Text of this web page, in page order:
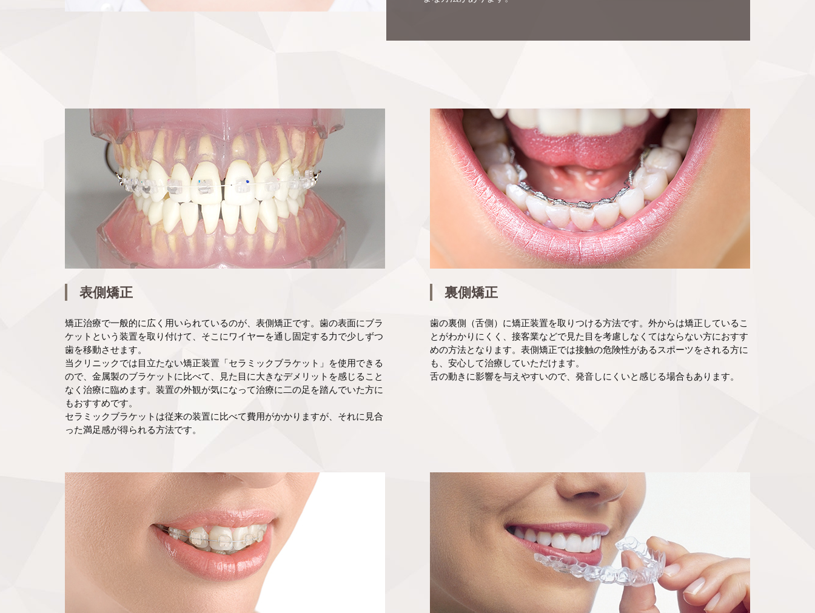
表側矯正
矯正治療で一般的に広く用いられているのが、表側矯正です。歯の表面にブラ
ケットという装置を取り付けて、そこにワイヤーを通し固定する力で少しずつ
歯を移動させます。
当クリニックでは目立たない矯正装置「セラミックブラケット」を使用できる
ので、金属製のブラケットに比べて、見た目に大きなデメリットを感じること
なく治療に臨めます。装置の外観が気になって治療に二の足を踏んでいた方に
もおすすめです。
セラミックブラケットは従来の装置に比べて費用がかかりますが、それに見合
った満足感が得られる方法です。
裏側矯正
歯の裏側（舌側）に矯正装置を取りつける方法です。外からは矯正しているこ
とがわかりにくく、接客業などで見た目を考慮しなくてはならない方におすす
めの方法となります。表側矯正では接触の危険性があるスポーツをされる方に
も、安心して治療していただけます。
舌の動きに影響を与えやすいので、発音しにくいと感じる場合もあります。